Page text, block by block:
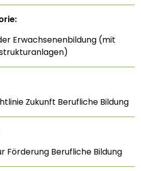
Erwachsenenbildung (mit
Zukunft Berufliche Bildung
Förderung Berufliche Bildung